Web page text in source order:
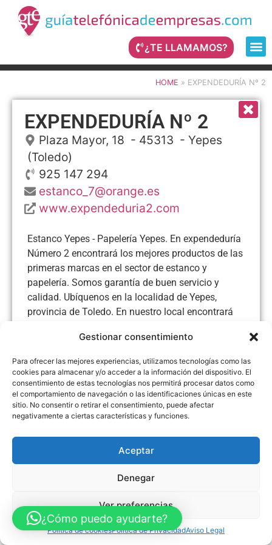
Gestionar consentimiento
Para ofrecer las mejores experiencias, utilizamos tecnologías como las
cookies para almacenar y/o acceder a la información del dispositivo. El
consentimiento de estas tecnologías nos permitirá procesar datos como
el comportamiento de navegación o las identificaciones únicas en este
sitio. No consentir o retirar el consentimiento, puede afectar
negativamente a ciertas características y funciones.
Aceptar
Denegar
Ver preferencias
Política de cookiesPolítica de PrivacidadAviso Legal
¿TE LLAMAMOS?
HOME » EXPENDEDURÍA Nº 2
EXPENDEDURÍA Nº 2
Plaza Mayor, 18 - 45313 -Yepes
(Toledo)
925 147 294
estanco_7@orange.es
www.expendeduria2.com
Estanco Yepes - Papelería Yepes. En expendeduría
Número 2 encontrará los mejores productos de las
primeras marcas en el sector de estanco y
papelería. Somos garantía de buen servicio y
calidad. Ubíquenos en la localidad de Yepes,
provincia de Toledo. En nuestro local encontrará
necesidades. Le ofrecemos atención
personalizada. Visítenos ya, estaremos
encantados de atenderle.
Accesibilidad Mapa web
MECANISMO DE RECUPERACIÓN Y RESILENCIA
© Guia Telefónica de Empresas – Todos los derechos reservados.
¿Cómo puedo ayudarte?